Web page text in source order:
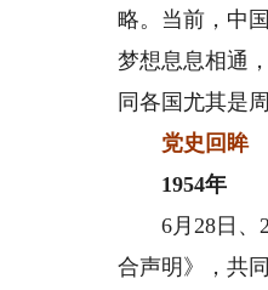
略。当前，中
梦想息息相通
同各国尤其是
党史回眸
1954年
6月28日、29
合声明》，共